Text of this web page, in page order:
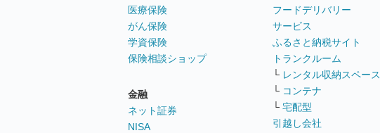
医療保険
がん保険
学資保険
保険相談ショップ
金融
ネット証券
NISA
フードデリバリー
サービス
ふるさと納税サイト
トランクルーム
└ レンタル収納スペース
└ コンテナ
└ 宅配型
引越し会社